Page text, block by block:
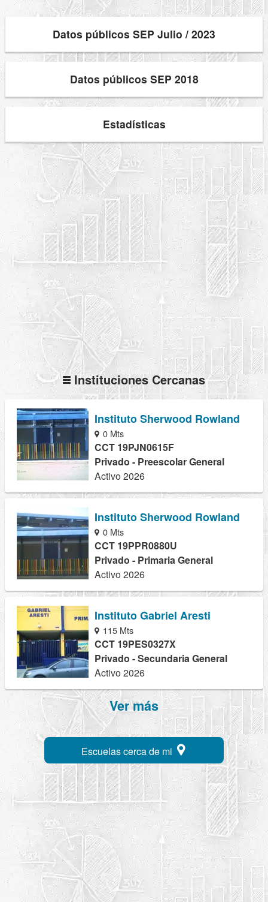
Datos públicos SEP Julio / 2023
Datos públicos SEP 2018
Estadísticas
Instituciones Cercanas
Instituto Sherwood Rowland
0 Mts
CCT 19PJN0615F
Privado - Preescolar General
Activo 2026
Instituto Sherwood Rowland
0 Mts
CCT 19PPR0880U
Privado - Primaria General
Activo 2026
Instituto Gabriel Aresti
115 Mts
CCT 19PES0327X
Privado - Secundaria General
Activo 2026
Ver más
Escuelas cerca de mi